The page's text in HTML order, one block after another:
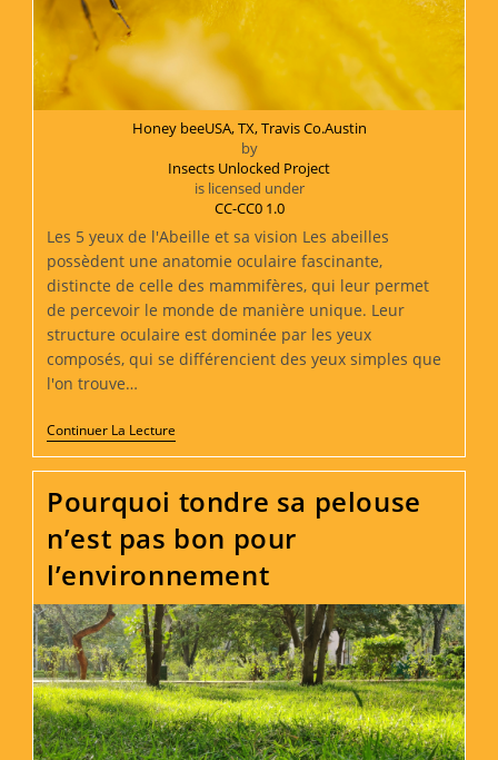
Honey beeUSA, TX, Travis Co.Austin
by
Insects Unlocked Project
is licensed under
CC-CC0 1.0
Les 5 yeux de l'Abeille et sa vision Les abeilles
possèdent une anatomie oculaire fascinante,
distincte de celle des mammifères, qui leur permet
de percevoir le monde de manière unique. Leur
structure oculaire est dominée par les yeux
composés, qui se différencient des yeux simples que
l'on trouve…
Continuer La Lecture
Vision
Étonnante
Abeilles
Comprendre
Le
Monde
À
Travers
Leurs
Yeux
Pourquoi tondre sa pelouse
n’est pas bon pour
l’environnement